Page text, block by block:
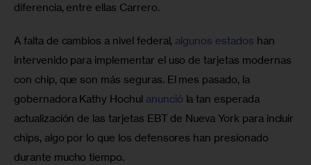
diferencia, entre ellas Carrero.
A falta de cambios a nivel federal, algunos estados han
intervenido para implementar el uso de tarjetas modernas
con chip, que son más seguras. El mes pasado, la
gobernadora Kathy Hochul anunció la tan esperada
actualización de las tarjetas EBT de Nueva York para incluir
chips, algo por lo que los defensores han presionado
durante mucho tiempo.